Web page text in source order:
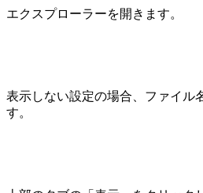
エクスプローラーを開きます。
表示しない設定の場合、ファイル
す。